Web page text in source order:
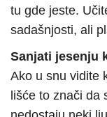
tu gde jeste.
sadašnjosti, ali
Sanjati jesenju
Ako u snu vidite
lišće to znači da